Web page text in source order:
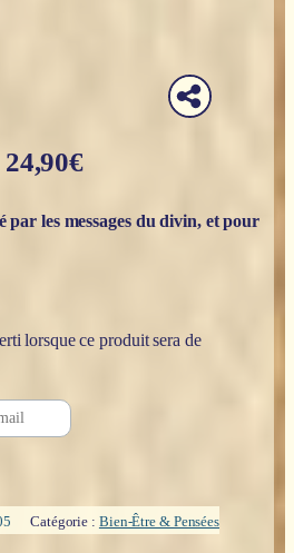
24,90€
les messages du divin, et pour
lorsque ce produit sera de
Catégorie : Bien-Être & Pensées